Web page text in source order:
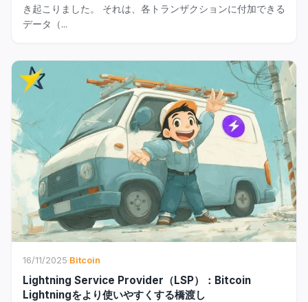
き起こりました。 それは、各トランザクションに付加できる
データ（...
16/11/2025·Bitcoin
Lightning Service Provider（LSP）：Bitcoin
Lightningをより使いやすくする橋渡し